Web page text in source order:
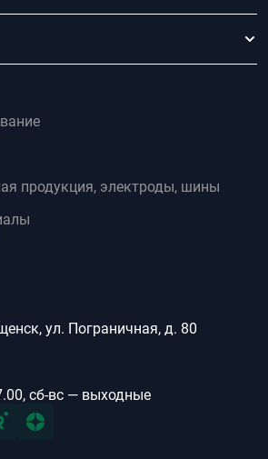
продукция, электроды, шины
ул. Пограничная, д. 80
сб-вс — выходные